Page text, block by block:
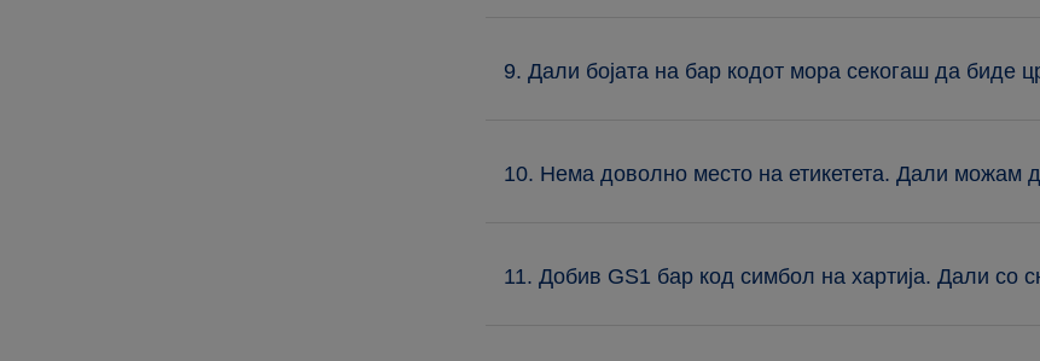
9. Дали бојата на бар кодот мора секогаш да биде
10. Нема доволно место на етикетета. Дали можам
11. Добив GS1 бар код симбол на хартија. Дали